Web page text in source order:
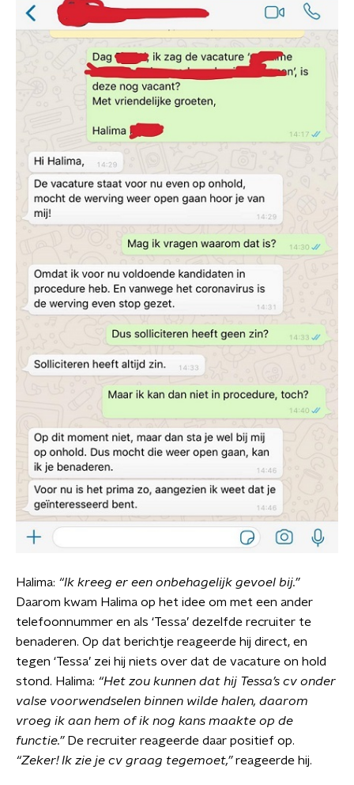
Halima: “Ik kreeg er een onbehagelijk gevoel bij.”
Daarom kwam Halima op het idee om met een ander
telefoonnummer en als ‘Tessa’ dezelfde recruiter te
benaderen. Op dat berichtje reageerde hij direct, en
tegen ‘Tessa’ zei hij niets over dat de vacature on hold
stond. Halima: “Het zou kunnen dat hij Tessa’s cv onder
valse voorwendselen binnen wilde halen, daarom
vroeg ik aan hem of ik nog kans maakte op de
functie.”De recruiter reageerde daar positief op.
“Zeker! Ik zie je cv graag tegemoet,”reageerde hij.